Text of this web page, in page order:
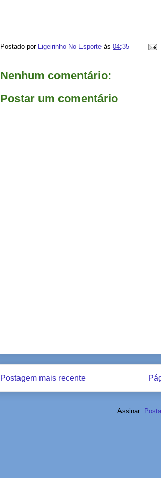
Postado por Ligeirinho No Esporte às 04:35
Nenhum comentário:
Postar um comentário
Postagem mais recente
Assinar: